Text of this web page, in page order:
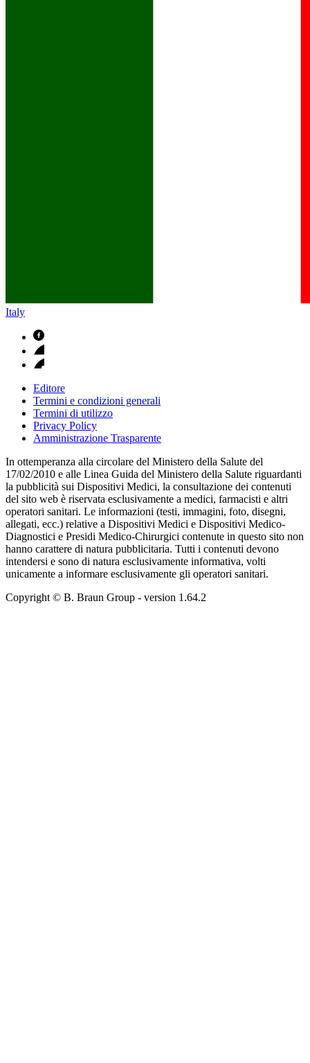
Italy
Editore
Termini e condizioni generali
Termini di utilizzo
Privacy Policy
Amministrazione Trasparente
In ottemperanza alla circolare del Ministero della Salute del
17/02/2010 e alle Linea Guida del Ministero della Salute riguardanti
la pubblicità sui Dispositivi Medici, la consultazione dei contenuti
del sito web è riservata esclusivamente a medici, farmacisti e altri
operatori sanitari. Le informazioni (testi, immagini, foto, disegni,
allegati, ecc.) relative a Dispositivi Medici e Dispositivi Medico-
Diagnostici e Presidi Medico-Chirurgici contenute in questo sito non
hanno carattere di natura pubblicitaria. Tutti i contenuti devono
intendersi e sono di natura esclusivamente informativa, volti
unicamente a informare esclusivamente gli operatori sanitari.
Copyright © B. Braun Group - version 1.64.2